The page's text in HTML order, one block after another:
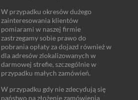
W przypadku okresów dużego
zainteresowania klientów
pomiarami w naszej firmie
zastrzegamy sobie prawo do
pobrania opłaty za dojazd również w
dla adresów zlokalizowanych w
darmowej strefie, szczególnie w
przypadku małych zamówień.
W przypadku gdy nie zdecydują się
państwo na złożenie zamówienia